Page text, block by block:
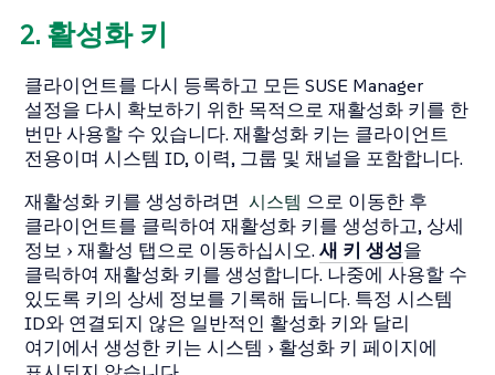
2. 활성화 키
클라이언트를 다시 등록하고 모든 SUSE Manager
설정을 다시 확보하기 위한 목적으로 재활성화 키를 한
번만 사용할 수 있습니다. 재활성화 키는 클라이언트
전용이며 시스템 ID, 이력, 그룹 및 채널을 포함합니다.
재활성화 키를 생성하려면 시스템 으로 이동한 후
클라이언트를 클릭하여 재활성화 키를 생성하고, 상세
정보
재활성 탭으로 이동하십시오.새 키 생성을
클릭하여 재활성화 키를 생성합니다. 나중에 사용할 수
있도록 키의 상세 정보를 기록해 둡니다. 특정 시스템
ID와 연결되지 않은 일반적인 활성화 키와 달리
여기에서 생성한 키는 시스템 활성화 키 페이지에